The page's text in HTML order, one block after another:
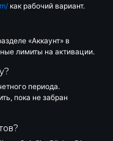
как рабочий вариант.
«Аккаунт» в
лимиты на активации.
периода.
пока не забран